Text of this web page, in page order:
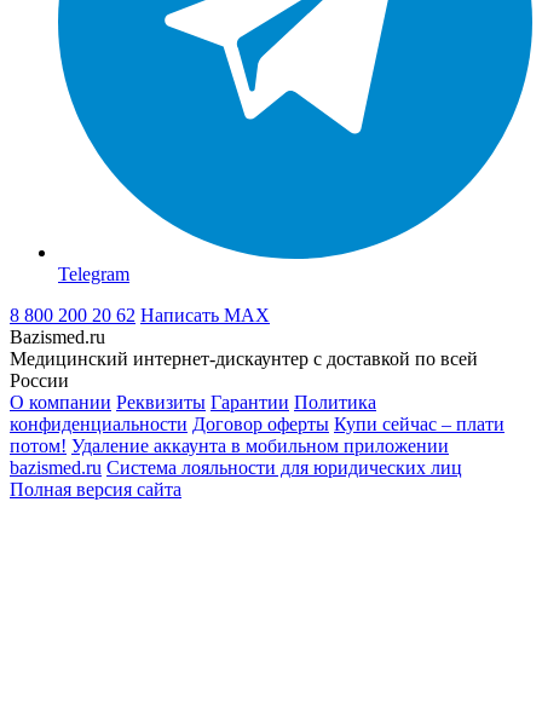
Telegram
8 800 200 20 62 Написать MAX
Bazismed.ru
Медицинский интернет-дискаунтер с доставкой по всей
России
О компании Реквизиты Гарантии Политика
конфиденциальности Договор оферты Купи сейчас – плати
потом! Удаление аккаунта в мобильном приложении
bazismed.ru Система лояльности для юридических лиц
Полная версия сайта